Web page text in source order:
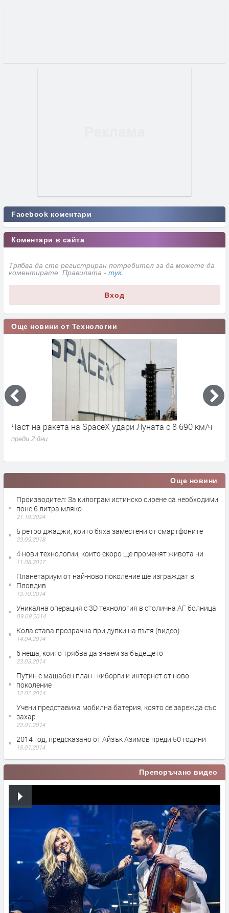
Facebook коментари
Коментари в сайта
Трябва да сте регистриран потребител за да можете да
коментирате. Правилата - тук
Вход
Още новини от Технологии
Част на ракета на SpaceX удари Луната с 8 690 км/ч
преди 2 дни
Още новини
Производител: За килограм истинско сирене са необходими
поне 6 литра мляко
21.10.2024
5 ретро джаджи, които бяха заместени от смартфоните
23.09.2018
4 нови технологии, които скоро ще променят живота ни
11.08.2017
Планетариум от най-ново поколение ще изграждат в
Пловдив
13.10.2014
Уникална операция с 3D технология в столична АГ болница
09.09.2014
Кола става прозрачна при дупки на пътя (видео)
14.04.2014
6 неща, които трябва да знаем за бъдещето
23.03.2014
Путин с мащабен план - киборги и интернет от ново
поколение
12.02.2014
Учени представиха мобилна батерия, която се зарежда със
захар
23.01.2014
2014 год, предсказано от Айзък Азимов преди 50 години
15.01.2014
Препоръчано видео